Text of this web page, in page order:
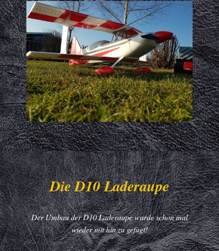
Die D10 Laderaupe
Der Umbau der D10 Laderaupe wurde schon mal
wieder mit hin zu gefügt!